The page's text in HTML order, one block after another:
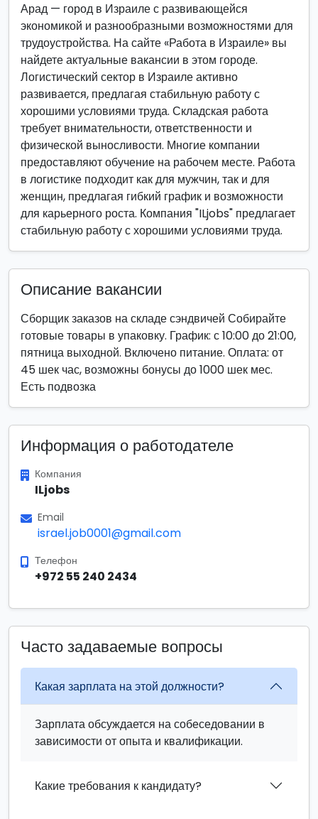
Арад — город в Израиле с развивающейся
экономикой и разнообразными возможностями для
трудоустройства. На сайте «Работа в Израиле» вы
найдете актуальные вакансии в этом городе.
Логистический сектор в Израиле активно
развивается, предлагая стабильную работу с
хорошими условиями труда. Складская работа
требует внимательности, ответственности и
физической выносливости. Многие компании
предоставляют обучение на рабочем месте. Работа
в логистике подходит как для мужчин, так и для
женщин, предлагая гибкий график и возможности
для карьерного роста. Компания "ILjobs" предлагает
стабильную работу с хорошими условиями труда.
Описание вакансии
Сборщик заказов на складе сэндвичей Собирайте
готовые товары в упаковку. График: с 10:00 до 21:00,
пятница выходной. Включено питание. Оплата: от
45 шек час, возможны бонусы до 1000 шек мес.
Есть подвозка
Информация о работодателе
Компания
ILjobs
Email
israel.job0001@gmail.com
Телефон
+972 55 240 2434
Часто задаваемые вопросы
Какая зарплата на этой должности?
Зарплата обсуждается на собеседовании в
зависимости от опыта и квалификации.
Какие требования к кандидату?